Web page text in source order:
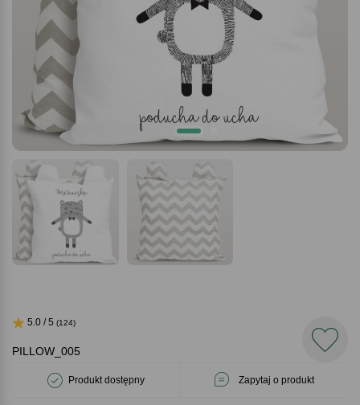
PILLOW_005
Produkt dostępny Zapytaj o produkt
5.0 / 5 (124)